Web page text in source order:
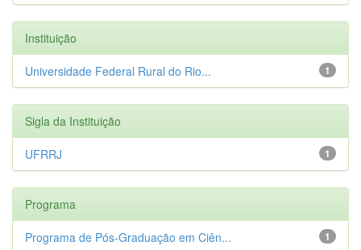
Instituição
1
Universidade Federal Rural do Rio...
Sigla da Instituição
1
UFRRJ
Programa
1
Programa de Pós-Graduação em Ciên...